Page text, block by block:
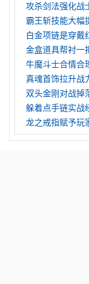
攻杀剑法强化战
霸王斩技能大幅
白金项链是穿戴
金盒道具帮衬一
牛魔斗士合情合
真魂首饰拉升战
双头金刚对战掉
躲着点手链实战
龙之戒指赋予玩